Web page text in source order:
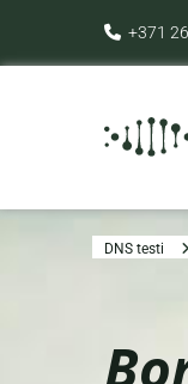
 +371
DNS testi